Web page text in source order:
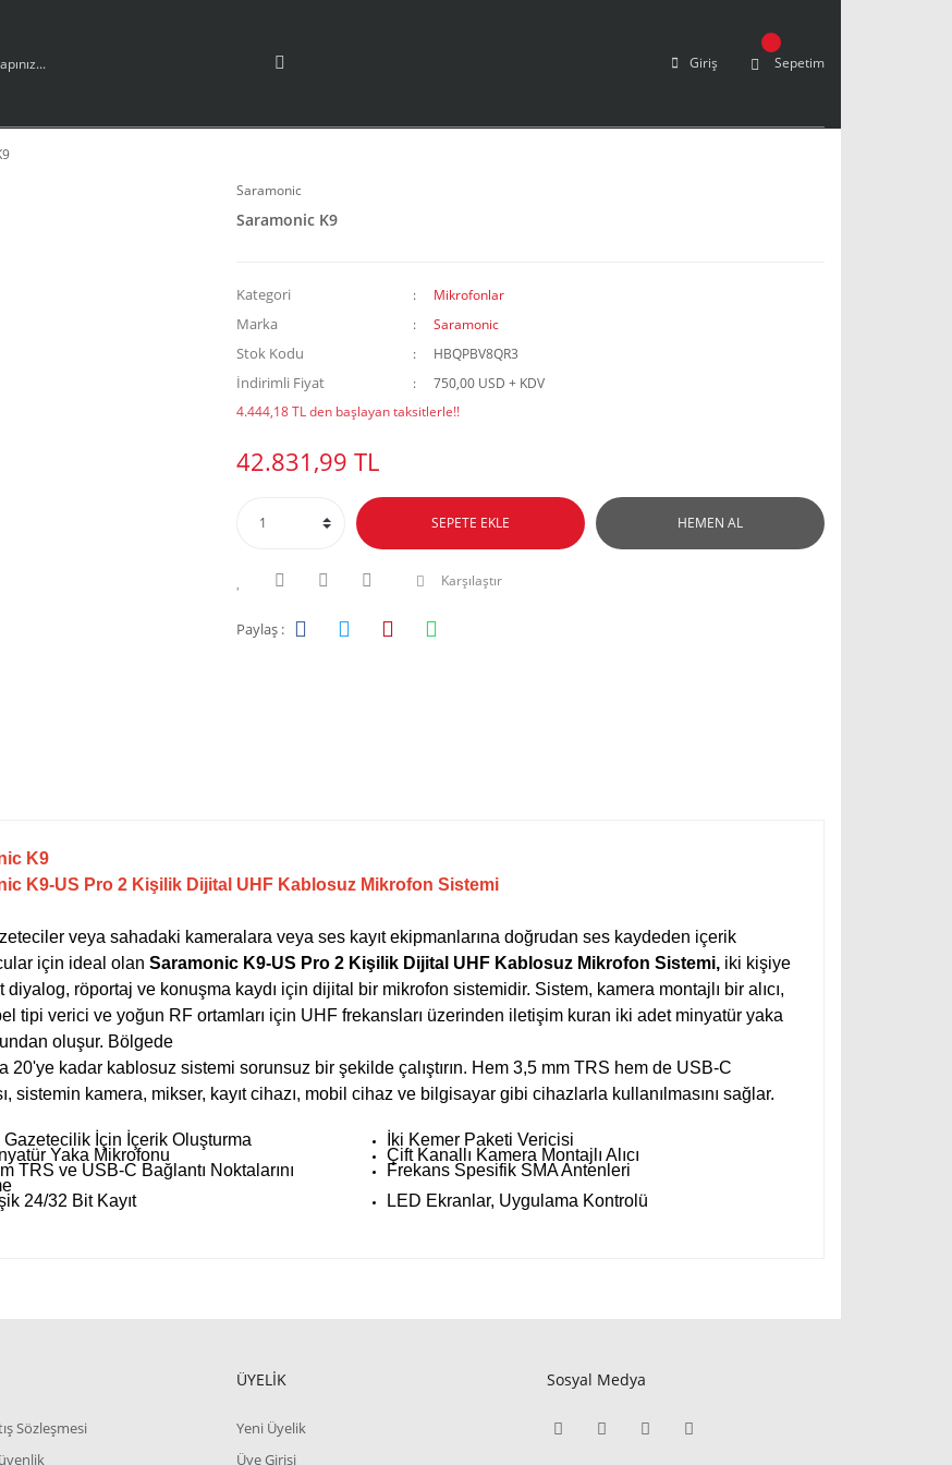
Giriş Sepetim
Saramonic
Saramonic K9
Kategori Mikrofonlar
Marka Saramonic
Stok Kodu HBQPBV8QR3
İndirimli Fiyat
750,00 USD + KDV
4.444,18 TL den başlayan taksitlerle!!
42.831,99 TL
SEPETE EKLE HEMEN AL
Karşılaştır
Paylaş :
K9
K9-US Pro 2 Kişilik Dijital UHF Kablosuz Mikrofon Sistemi
veya sahadaki kameralara veya ses kayıt ekipmanlarına doğrudan ses kaydeden içerik
için ideal olan Saramonic K9-US Pro 2 Kişilik Dijital UHF Kablosuz Mikrofon Sistemi, iki kişiye
diyalog, röportaj ve konuşma kaydı için dijital bir mikrofon sistemidir. Sistem, kamera montajlı bir alıcı,
tipi verici ve yoğun RF ortamları için UHF frekansları üzerinden iletişim kuran iki adet minyatür yaka
oluşur. Bölgede
20'ye kadar kablosuz sistemi sorunsuz bir şekilde çalıştırın. Hem 3,5 mm TRS hem de USB-C
sistemin kamera, mikser, kayıt cihazı, mobil cihaz ve bilgisayar gibi cihazlarla kullanılmasını sağlar.
Gazetecilik İçin İçerik Oluşturma
İki Kemer Paketi Vericisi
Yaka Mikrofonu
Çift Kanallı Kamera Montajlı Alıcı
TRS ve USB-C Bağlantı Noktalarını
Frekans Spesifik SMA Antenleri
24/32 Bit Kayıt
LED Ekranlar, Uygulama Kontrolü
Sözleşmesi
ÜYELİK
Yeni Üyelik
Üye Girişi
Sosyal Medya